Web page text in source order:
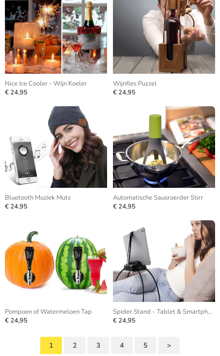
Nice Ice Cooler - Wijn Koeler
€ 24,95
Wijnfles Puzzel
€ 24,95
Bluetooth Muziek Muts
€ 24,95
Automatische Sausroerder Stirr
€ 24,95
Pompoen of Watermeloen Tap
€ 24,95
Spider Stand - Tablet & Smartphone
€ 24,95
1 2 3 4 5 >